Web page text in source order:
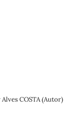
COSTA (Autor)